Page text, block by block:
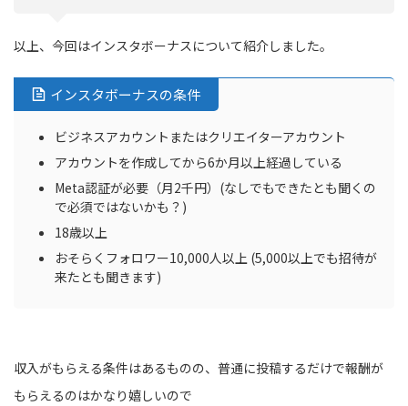
以上、今回はインスタボーナスについて紹介しました。
インスタボーナスの条件
ビジネスアカウントまたはクリエイターアカウント
アカウントを作成してから6か月以上経過している
Meta認証が必要（月2千円）(なしでもできたとも聞くの
で必須ではないかも？)
18歳以上
おそらくフォロワー10,000人以上 (5,000以上でも招待が
来たとも聞きます)
収入がもらえる条件はあるものの、普通に投稿するだけで報酬が
もらえるのはかなり嬉しいので